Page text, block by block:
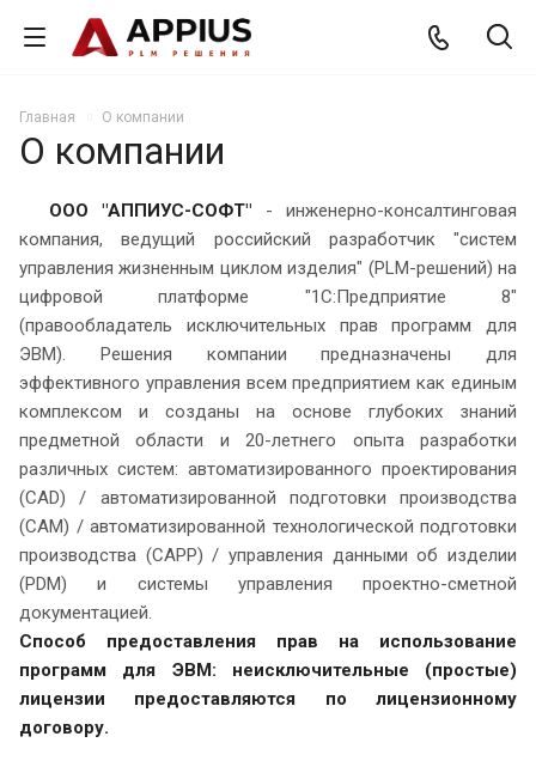
Главная О компании
О компании
ООО "АППИУС-СОФТ" - инженерно-консалтинговая
компания, ведущий российский разработчик "систем
управления жизненным циклом изделия" (PLM-решений) на
цифровой платформе "1С:Предприятие 8"
(правообладатель исключительных прав программ для
ЭВМ). Решения компании предназначены для
эффективного управления всем предприятием как единым
комплексом и созданы на основе глубоких знаний
предметной области и 20-летнего опыта разработки
различных систем: автоматизированного проектирования
(CAD) / автоматизированной подготовки производства
(CAM) / автоматизированной технологической подготовки
производства (CAPP) / управления данными об изделии
(PDM) и системы управления проектно-сметной
документацией.
Способ предоставления прав на использование
программ для ЭВМ: неисключительные (простые)
лицензии предоставляются по лицензионному
договору.